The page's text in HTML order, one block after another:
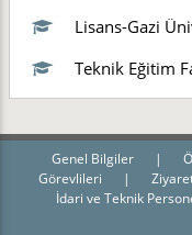
Lisans-Gazi
Teknik Eğitim
Genel Bilgiler |
Görevlileri
|
İdari ve Teknik